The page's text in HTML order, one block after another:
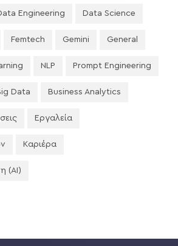
Engineering Data Science
Femtech Gemini General
NLP Prompt Engineering
Data Business Analytics
Εργαλεία
Καριέρα
(AI)